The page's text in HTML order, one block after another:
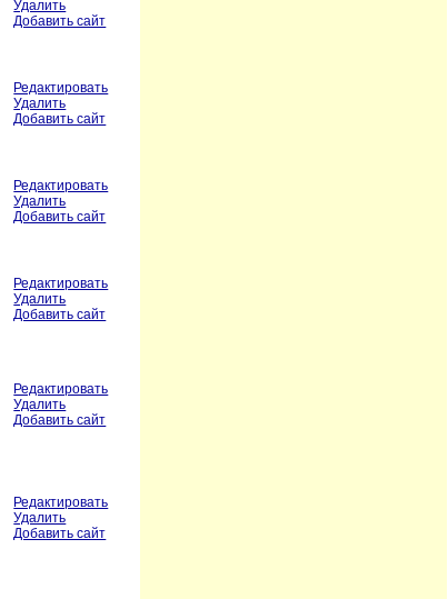
Удалить
Добавить сайт
Редактировать
Удалить
Добавить сайт
Редактировать
Удалить
Добавить сайт
Редактировать
Удалить
Добавить сайт
Редактировать
Удалить
Добавить сайт
Редактировать
Удалить
Добавить сайт